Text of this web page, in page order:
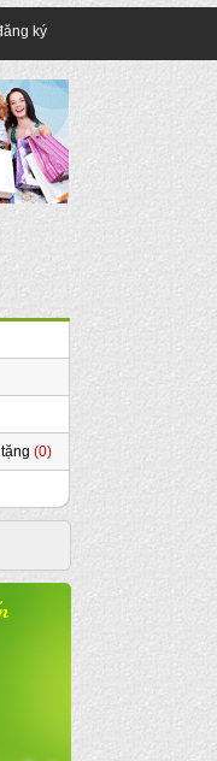
ký
(0)